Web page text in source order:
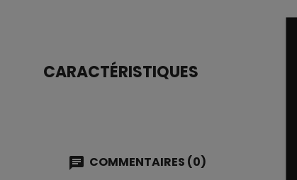
CARACTÉRISTIQUES
COMMENTAIRES (0)